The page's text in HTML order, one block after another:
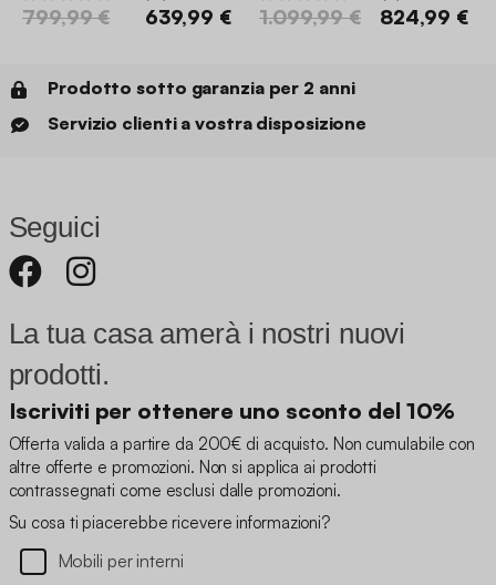
799,99 € 639,99 € 1.099,99 € 824,99 €
Prodotto sotto garanzia per 2 anni
Servizio clienti a vostra disposizione
Seguici
La tua casa amerà i nostri nuovi
prodotti.
Iscriviti per ottenere uno sconto del 10%
Offerta valida a partire da 200€ di acquisto. Non cumulabile con
altre offerte e promozioni. Non si applica ai prodotti
contrassegnati come esclusi dalle promozioni.
Su cosa ti piacerebbe ricevere informazioni?
Mobili per interni